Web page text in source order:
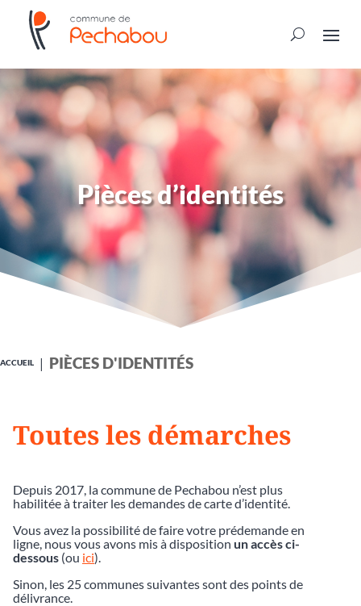
Pièces d’identités
ACCUEIL PIÈCES D'IDENTITÉS
Toutes les démarches
Depuis 2017, la commune de Pechabou n’est plus
habilitée à traiter les demandes de carte d’identité.
Vous avez la possibilité de faire votre prédemande en
ligne, nous vous avons mis à disposition un accès ci-
dessous (ou ici).
Sinon, les 25 communes suivantes sont des points de
délivrance.